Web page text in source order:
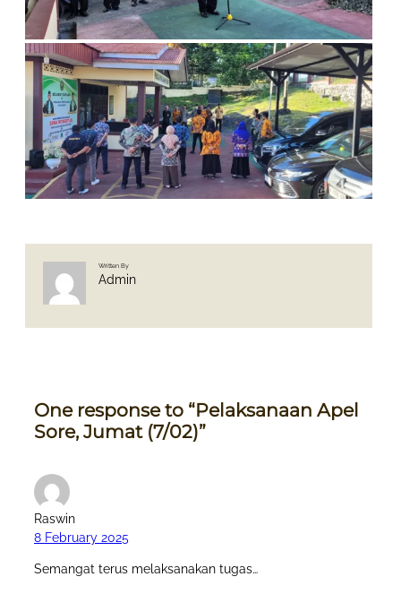
Written By
Admin
One response to “Pelaksanaan Apel
Sore, Jumat (7/02)”
Raswin
8 February 2025
Semangat terus melaksanakan tugas…